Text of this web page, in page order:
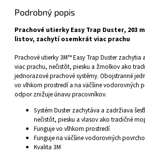
Podrobný popis
Prachové utierky Easy Trap Duster, 203
listov, zachytí osemkrát viac prachu
Prachové utierky 3M™ Easy Trap Duster
viac prachu, nečistôt, piesku a žmolkov ako
jednorazové prachové systémy. Obojstranné
vo vlhkom prostredí a na väčšine vodorovných
odpor znižuje únavu pracovníkov.
Systém Duster zachytáva a zadržiava
nečistôt, piesku a vlasov ako tradičné
Funguje vo vlhkom prostredí
Funguje na väčšine vodorovných
Kvalita 3M